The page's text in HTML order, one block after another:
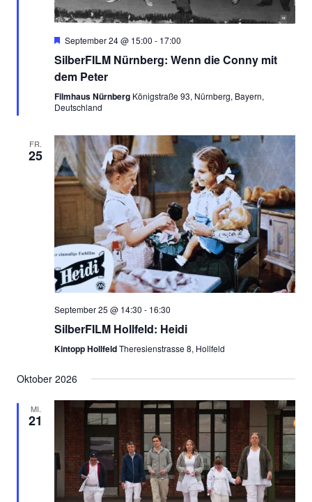
Empfohlen
September 24 @ 15:00 - 17:00
SilberFILM Nürnberg: Wenn die Conny mit
dem Peter
Filmhaus Nürnberg Königstraße 93, Nürnberg, Bayern,
Deutschland
FR.
25
September 25 @ 14:30 - 16:30
SilberFILM Hollfeld: Heidi
Kintopp HollfeldTheresienstrasse 8, Hollfeld
Oktober 2026
MI.
21